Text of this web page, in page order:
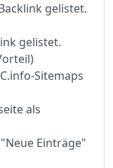
gelistet.
gelistet.
Sitemaps
als
Einträge"